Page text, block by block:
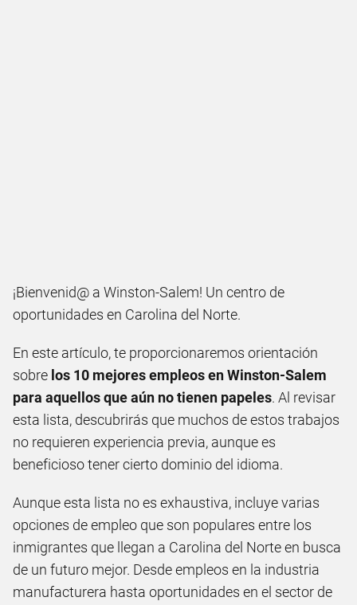
¡Bienvenid@ a Winston-Salem! Un centro de
oportunidades en Carolina del Norte.
En este artículo, te proporcionaremos orientación
sobre los 10 mejores empleos en Winston-Salem
para aquellos que aún no tienen papeles. Al revisar
esta lista, descubrirás que muchos de estos trabajos
no requieren experiencia previa, aunque es
beneficioso tener cierto dominio del idioma.
Aunque esta lista no es exhaustiva, incluye varias
opciones de empleo que son populares entre los
inmigrantes que llegan a Carolina del Norte en busca
de un futuro mejor. Desde empleos en la industria
manufacturera hasta oportunidades en el sector de